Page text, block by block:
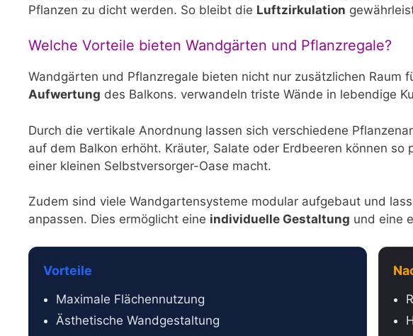
Pflanzen zu dicht werden. So bleibt die Luftzirkulation
Welche Vorteile bieten Wandgärten und Pflanzregale?
Wandgärten und Pflanzregale bieten nicht nur zusätzlichen Raum
Aufwertung des Balkons. verwandeln triste Wände in lebendige
Durch die vertikale Anordnung lassen sich verschiedene
auf dem Balkon erhöht. Kräuter, Salate oder Erdbeeren können
einer kleinen Selbstversorger-Oase macht.
Zudem sind viele Wandgartensysteme modular aufgebaut und
anpassen. Dies ermöglicht eine individuelle Gestaltung und eine
Vorteile
Maximale Flächennutzung
Ästhetische Wandgestaltung